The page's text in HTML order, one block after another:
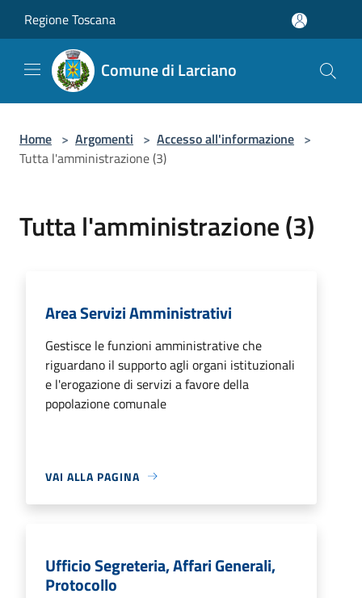
Regione Toscana
Comune di Larciano
Home > Argomenti > Accesso all'informazione >
Tutta l'amministrazione (3)
Tutta l'amministrazione (3)
Area Servizi Amministrativi
Gestisce le funzioni amministrative che
riguardano il supporto agli organi istituzionali
e l'erogazione di servizi a favore della
popolazione comunale
VAI ALLA PAGINA
Ufficio Segreteria, Affari Generali,
Protocollo